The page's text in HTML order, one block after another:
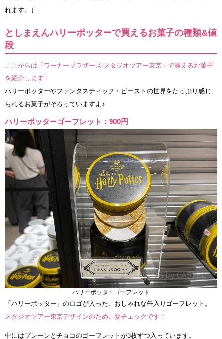
れます。）
としまえんハリーポッターで買えるお菓子の種類&値
段
ここからは「ワーナーブラザーズ スタジオツアー東京」で買えるお菓子
を紹介します！
ハリーポッターやファンタスティック・ビーストの世界をたっぷり感じ
られるお菓子がそろっていますよ♪
ハリーポッターゴーフレット：900円
ハリーポッターゴーフレット
「ハリーポッター」のロゴが入った、おしゃれな缶入りゴーフレット。
スタジオツアー東京デザインのため、要チェックです！
中にはプレーンとチョコのゴーフレットが3枚ずつ入っています。